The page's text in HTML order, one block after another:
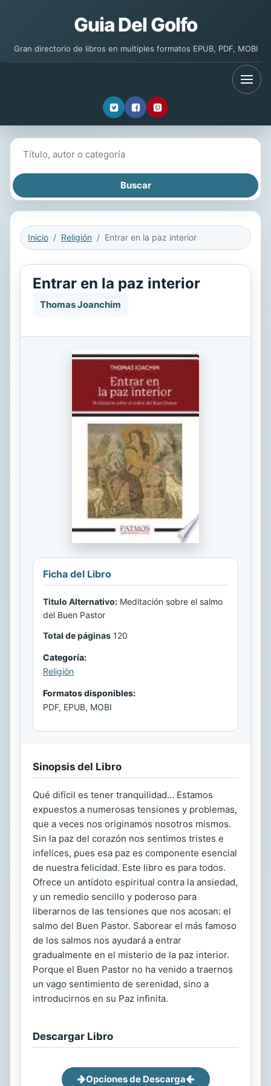
Guia Del Golfo
Gran directorio de libros en multiples formatos EPUB, PDF, MOBI
Inicio Religión Entrar en la paz interior
Entrar en la paz interior
Thomas Joanchim
Ficha del Libro
Titulo Alternativo: Meditación sobre el salmo
del Buen Pastor
Total de páginas 120
Categoría:
Religión
Formatos disponibles:
PDF, EPUB, MOBI
Sinopsis del Libro
Qué difícil es tener tranquilidad... Estamos
expuestos a numerosas tensiones y problemas,
que a veces nos originamos nosotros mismos.
Sin la paz del corazón nos sentimos tristes e
infelices, pues esa paz es componente esencial
de nuestra felicidad. Este libro es para todos.
Ofrece un antídoto espiritual contra la ansiedad,
y un remedio sencillo y poderoso para
liberarnos de las tensiones que nos acosan: el
salmo del Buen Pastor. Saborear el más famoso
de los salmos nos ayudará a entrar
gradualmente en el misterio de la paz interior.
Porque el Buen Pastor no ha venido a traernos
un vago sentimiento de serenidad, sino a
introducirnos en su Paz infinita.
Descargar Libro
Opciones de Descarga